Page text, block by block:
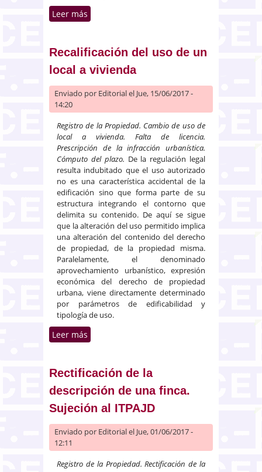
Leer más
Recalificación del uso de un
local a vivienda
Enviado por Editorialel Jue, 15/06/2017 -
14:20
Registro de la Propiedad. Cambio de uso de
local a vivienda. Falta de licencia.
Prescripción de la infracción urbanística.
Cómputo del plazo. De la regulación legal
resulta indubitado que el uso autorizado
no es una característica accidental de la
edificación sino que forma parte de su
estructura integrando el contorno que
delimita su contenido. De aquí se sigue
que la alteración del uso permitido implica
una alteración del contenido del derecho
de propiedad, de la propiedad misma.
Paralelamente, el denominado
aprovechamiento urbanístico, expresión
económica del derecho de propiedad
urbana, viene directamente determinado
por parámetros de edificabilidad y
tipología de uso.
Leer más
Rectificación de la
descripción de una finca.
Sujeción al ITPAJD
Enviado por Editorialel Jue, 01/06/2017 -
12:11
Registro de la Propiedad. Rectificación de la